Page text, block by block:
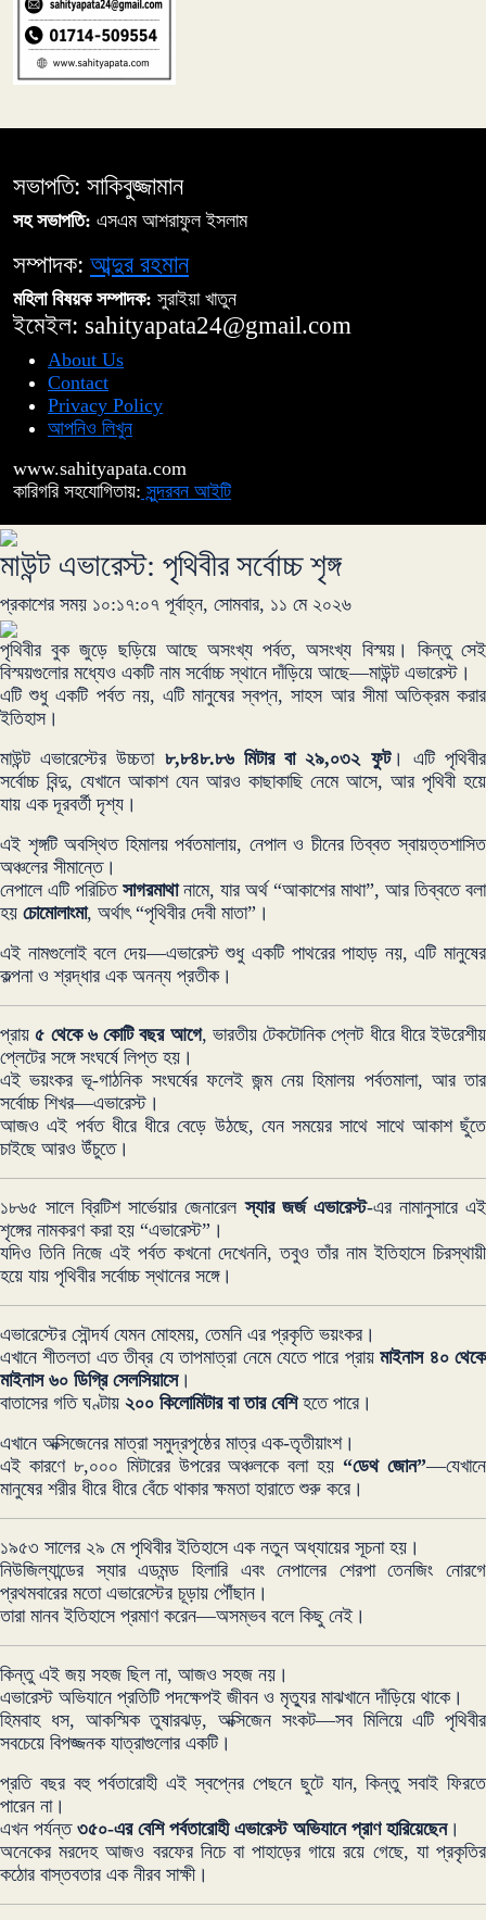
সভাপতি: সাকিবুজ্জামান
সহ সভাপতি: এসএম আশরাফুল ইসলাম
সম্পাদক: আব্দুর রহমান
মহিলা বিষয়ক সম্পাদক: সুরাইয়া খাতুন
ইমেইল: sahityapata24@gmail.com
About Us
Contact
Privacy Policy
আপনিও লিখুন
www.sahityapata.com
কারিগরি সহযোগিতায়: সুন্দরবন আইটি
মাউন্ট এভারেস্ট: পৃথিবীর সর্বোচ্চ শৃঙ্গ
প্রকাশের সময় ১০:১৭:০৭ পূর্বাহ্ন, সোমবার, ১১ মে ২০২৬
পৃথিবীর বুক জুড়ে ছড়িয়ে আছে অসংখ্য পর্বত, অসংখ্য বিস্ময়। কিন্তু সেই
বিস্ময়গুলোর মধ্যেও একটি নাম সর্বোচ্চ স্থানে দাঁড়িয়ে আছে—মাউন্ট এভারেস্ট।
এটি শুধু একটি পর্বত নয়, এটি মানুষের স্বপ্ন, সাহস আর সীমা অতিক্রম করার
ইতিহাস।
মাউন্ট এভারেস্টের উচ্চতা ৮,৮৪৮.৮৬ মিটার বা ২৯,০৩২ ফুট। এটি পৃথিবীর
সর্বোচ্চ বিন্দু, যেখানে আকাশ যেন আরও কাছাকাছি নেমে আসে, আর পৃথিবী হয়ে
যায় এক দূরবর্তী দৃশ্য।
এই শৃঙ্গটি অবস্থিত হিমালয় পর্বতমালায়, নেপাল ও চীনের তিব্বত স্বায়ত্তশাসিত
অঞ্চলের সীমান্তে।
নেপালে এটি পরিচিত সাগরমাথানামে, যার অর্থ “আকাশের মাথা”, আর তিব্বতে বলা
হয় চোমোলাংমা, অর্থাৎ “পৃথিবীর দেবী মাতা”।
এই নামগুলোই বলে দেয়—এভারেস্ট শুধু একটি পাথরের পাহাড় নয়, এটি মানুষের
কল্পনা ও শ্রদ্ধার এক অনন্য প্রতীক।
প্রায় ৫ থেকে ৬ কোটি বছর আগে, ভারতীয় টেকটোনিক প্লেট ধীরে ধীরে ইউরেশীয়
প্লেটের সঙ্গে সংঘর্ষে লিপ্ত হয়।
এই ভয়ংকর ভূ-গাঠনিক সংঘর্ষের ফলেই জন্ম নেয় হিমালয় পর্বতমালা, আর তার
সর্বোচ্চ শিখর—এভারেস্ট।
আজও এই পর্বত ধীরে ধীরে বেড়ে উঠছে, যেন সময়ের সাথে সাথে আকাশ ছুঁতে
চাইছে আরও উঁচুতে।
১৮৬৫ সালে ব্রিটিশ সার্ভেয়ার জেনারেলস্যার জর্জ এভারেস্ট-এর নামানুসারে এই
শৃঙ্গের নামকরণ করা হয় “এভারেস্ট”।
যদিও তিনি নিজে এই পর্বত কখনো দেখেননি, তবুও তাঁর নাম ইতিহাসে চিরস্থায়ী
হয়ে যায় পৃথিবীর সর্বোচ্চ স্থানের সঙ্গে।
এভারেস্টের সৌন্দর্য যেমন মোহময়, তেমনি এর প্রকৃতি ভয়ংকর।
এখানে শীতলতা এত তীব্র যে তাপমাত্রা নেমে যেতে পারে প্রায়মাইনাস ৪০ থেকে
মাইনাস ৬০ ডিগ্রি সেলসিয়াসে।
বাতাসের গতি ঘণ্টায় ২০০ কিলোমিটার বা তার বেশিহতে পারে।
এখানে অক্সিজেনের মাত্রা সমুদ্রপৃষ্ঠের মাত্র এক-তৃতীয়াংশ।
এই কারণে ৮,০০০ মিটারের উপরের অঞ্চলকে বলা হয় “ডেথ জোন”—যেখানে
মানুষের শরীর ধীরে ধীরে বেঁচে থাকার ক্ষমতা হারাতে শুরু করে।
১৯৫৩ সালের ২৯ মে পৃথিবীর ইতিহাসে এক নতুন অধ্যায়ের সূচনা হয়।
নিউজিল্যান্ডের স্যার এডমন্ড হিলারি এবং নেপালের শেরপা তেনজিং নোরগে
প্রথমবারের মতো এভারেস্টের চূড়ায় পৌঁছান।
তারা মানব ইতিহাসে প্রমাণ করেন—অসম্ভব বলে কিছু নেই।
কিন্তু এই জয় সহজ ছিল না, আজও সহজ নয়।
এভারেস্ট অভিযানে প্রতিটি পদক্ষেপই জীবন ও মৃত্যুর মাঝখানে দাঁড়িয়ে থাকে।
হিমবাহ ধস, আকস্মিক তুষারঝড়, অক্সিজেন সংকট—সব মিলিয়ে এটি পৃথিবীর
সবচেয়ে বিপজ্জনক যাত্রাগুলোর একটি।
প্রতি বছর বহু পর্বতারোহী এই স্বপ্নের পেছনে ছুটে যান, কিন্তু সবাই ফিরতে
পারেন না।
এখন পর্যন্ত ৩৫০-এর বেশি পর্বতারোহী এভারেস্ট অভিযানে প্রাণ হারিয়েছেন।
অনেকের মরদেহ আজও বরফের নিচে বা পাহাড়ের গায়ে রয়ে গেছে, যা প্রকৃতির
কঠোর বাস্তবতার এক নীরব সাক্ষী।